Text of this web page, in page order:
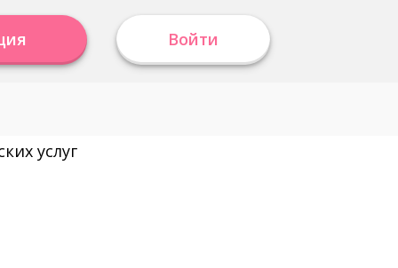
Войти
услуг